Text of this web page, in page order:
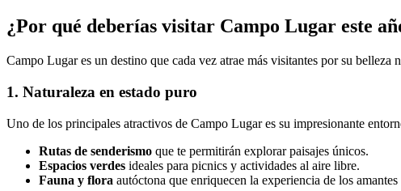
¿Por qué deberías visitar Campo Lugar este
Campo Lugar es un destino que cada vez atrae más visitantes por su
1. Naturaleza en estado puro
Uno de los principales atractivos de Campo Lugar es su impresionante
Rutas de senderismo que te permitirán explorar paisajes únicos.
Espacios verdes ideales para picnics y actividades al aire libre.
Fauna y flora autóctona que enriquecen la experiencia de los amantes